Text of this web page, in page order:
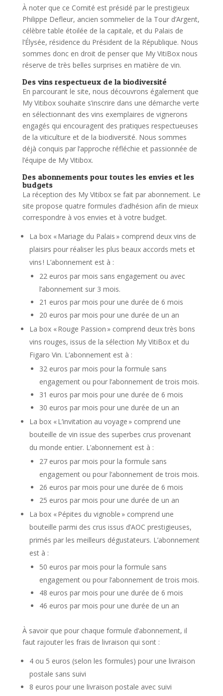
À noter que ce Comité est présidé par le prestigieux
Philippe Defleur, ancien sommelier de la Tour d’Argent,
célèbre table étoilée de la capitale, et du Palais de
l’Élysée, résidence du Président de la République. Nous
sommes donc en droit de penser que My VitiBox nous
réserve de très belles surprises en matière de vin.
Des vins respectueux de la biodiversité
En parcourant le site, nous découvrons également que
My Vitibox souhaite s’inscrire dans une démarche verte
en sélectionnant des vins exemplaires de vignerons
engagés qui encouragent des pratiques respectueuses
de la viticulture et de la biodiversité. Nous sommes
déjà conquis par l’approche réfléchie et passionnée de
l’équipe de My Vitibox.
Des abonnements pour toutes les envies et les
budgets
La réception des My Vitibox se fait par abonnement. Le
site propose quatre formules d’adhésion afin de mieux
correspondre à vos envies et à votre budget.
La box « Mariage du Palais » comprend deux vins de
plaisirs pour réaliser les plus beaux accords mets et
vins ! L’abonnement est à :
22 euros par mois sans engagement ou avec
l’abonnement sur 3 mois.
21 euros par mois pour une durée de 6 mois
20 euros par mois pour une durée de un an
La box « Rouge Passion » comprend deux très bons
vins rouges, issus de la sélection My VitiBox et du
Figaro Vin. L’abonnement est à :
32 euros par mois pour la formule sans
engagement ou pour l’abonnement de trois mois.
31 euros par mois pour une durée de 6 mois
30 euros par mois pour une durée de un an
La box « L’invitation au voyage » comprend une
bouteille de vin issue des superbes crus provenant
du monde entier. L’abonnement est à :
27 euros par mois pour la formule sans
engagement ou pour l’abonnement de trois mois.
26 euros par mois pour une durée de 6 mois
25 euros par mois pour une durée de un an
La box « Pépites du vignoble » comprend une
bouteille parmi des crus issus d’AOC prestigieuses,
primés par les meilleurs dégustateurs. L’abonnement
est à :
50 euros par mois pour la formule sans
engagement ou pour l’abonnement de trois mois.
48 euros par mois pour une durée de 6 mois
46 euros par mois pour une durée de un an
À savoir que pour chaque formule d’abonnement, il
faut rajouter les frais de livraison qui sont :
4 ou 5 euros (selon les formules) pour une livraison
postale sans suivi
8 euros pour une livraison postale avec suivi